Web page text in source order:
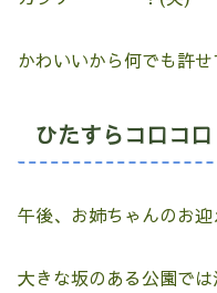
かわいいから何でも許せ
ひたすらコロコロ
午後、お姉ちゃんのお迎
大きな坂のある公園では